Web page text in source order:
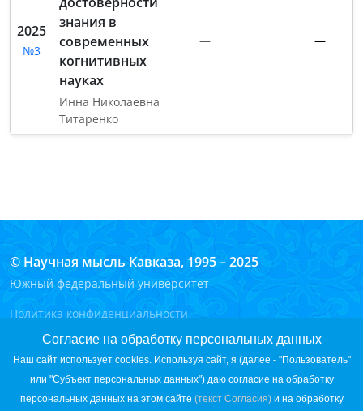
Согласие на обработку персональных данных
Наш сайт использует cookies. Используя сайт, я (далее - "Пользователь"
или "Субъект персональных данных") даю согласие на обработку
персональных данных на этом сайте (текст Согласия)и на обработку
2025
№3
знания в
современных
когнитивных
науках
Инна Николаевна
Титаренко
— — —
© Научная мысль Кавказа, 1995 – 2025
Южный федеральный университет
Политика конфиденциальности
Согласие на обработку персональных данных на сайте
Согласие на обработку персональных данных с помощью
сервиса «Яндекс.Метрика»
Вход для редакторов